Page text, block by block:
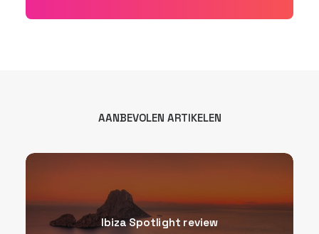
AANBEVOLEN ARTIKELEN
Ibiza Spotlight review